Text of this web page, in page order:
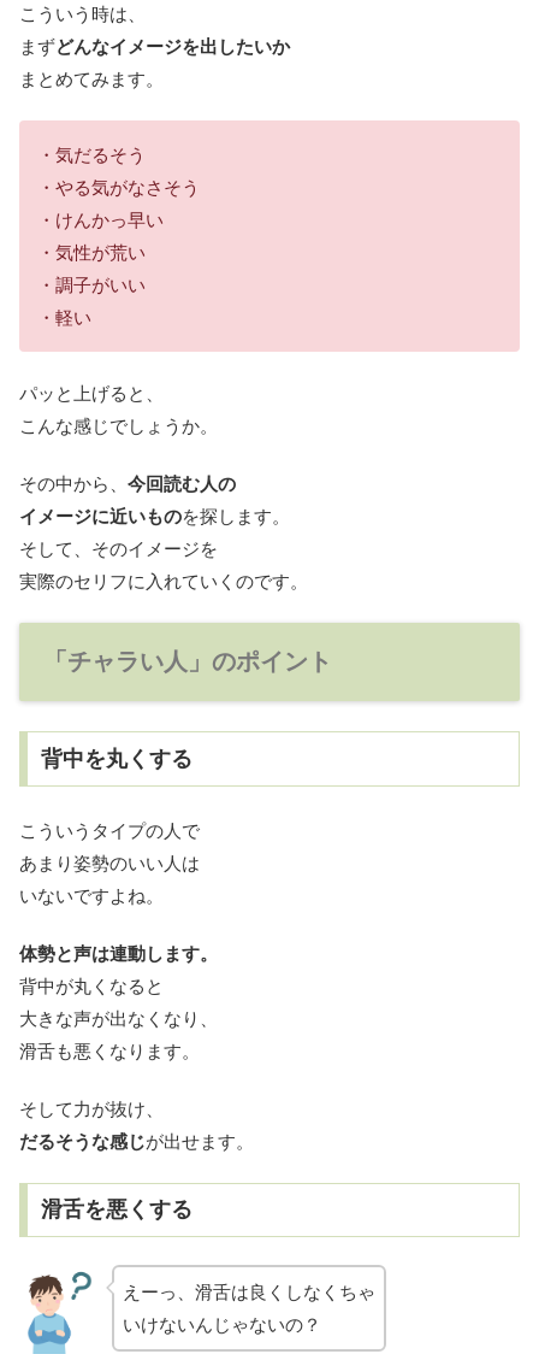
こういう時は、
まずどんなイメージを出したいか
まとめてみます。
・気だるそう
・やる気がなさそう
・けんかっ早い
・気性が荒い
・調子がいい
・軽い
パッと上げると、
こんな感じでしょうか。
その中から、 今回読む人の
イメージに近いものを探します。
そして、そのイメージを
実際のセリフに入れていくのです。
「チャラい人」のポイント
背中を丸くする
こういうタイプの人で
あまり姿勢のいい人は
いないですよね。
体勢と声は連動します。
背中が丸くなると
大きな声が出なくなり、
滑舌も悪くなります。
そして力が抜け、
だるそうな感じが出せます。
滑舌を悪くする
えーっ、滑舌は良くしなくちゃ
いけないんじゃないの？